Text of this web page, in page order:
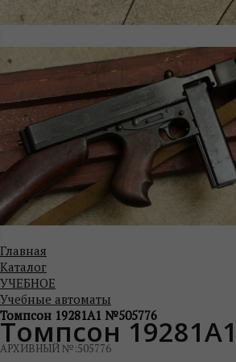
Главная
Каталог
УЧЕБНОЕ
Учебные автоматы
Томпсон 19281А1 №505776
Томпсон
АРХИВНЫЙ №:505776